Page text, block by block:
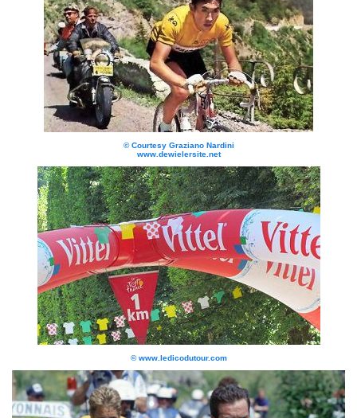
© Courtesy Graziano Nardini
www.dewielersite.net
© www.ledicodutour.com